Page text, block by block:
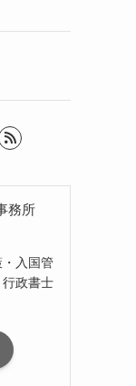
務所
入国管
政書士